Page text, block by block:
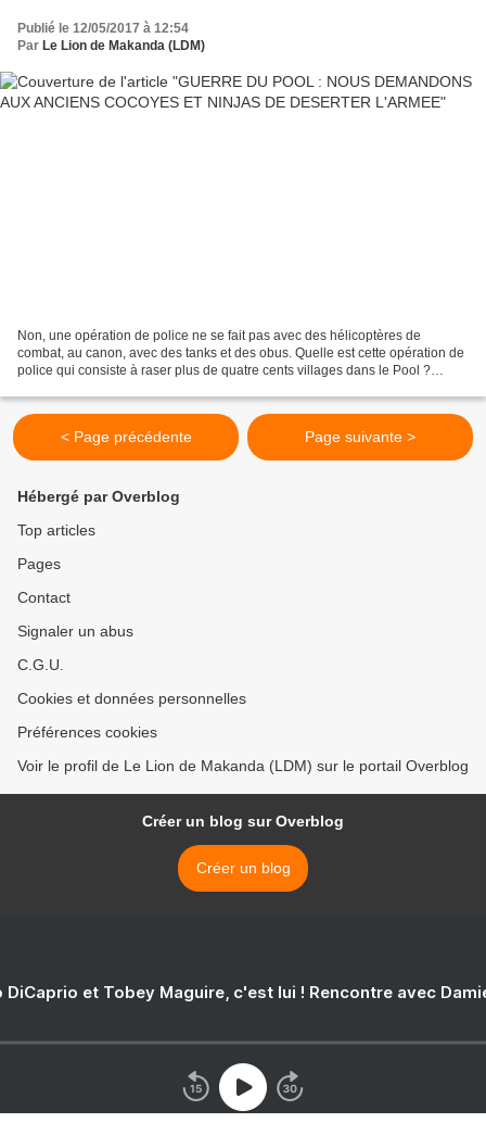
Publié le 12/05/2017 à 12:54
Par Le Lion de Makanda (LDM)
Non, une opération de police ne se fait pas avec des hélicoptères de
combat, au canon, avec des tanks et des obus. Quelle est cette opération de
police qui consiste à raser plus de quatre cents villages dans le Pool ?
< Page précédente Page suivante >
Hébergé par Overblog
Top articles
Pages
Contact
Signaler un abus
C.G.U.
Cookies et données personnelles
Préférences cookies
Voir le profil de Le Lion de Makanda (LDM) sur le portail Overblog
Créer un blog sur Overblog
Créer un blog
DiCaprio et Tobey Maguire, c'est lui ! Rencontre avec